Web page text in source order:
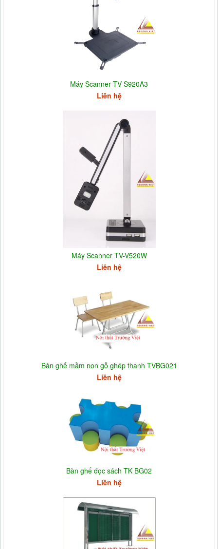
Máy Scanner TV-S920A3
Liên hệ
Máy Scanner TV-V520W
Liên hệ
Bàn ghế mầm non gỗ ghép thanh TVBG021
Liên hệ
Bàn ghế đọc sách TK BG02
Liên hệ